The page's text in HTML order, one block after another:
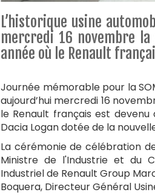
L’historique usine
mercredi 16 novembre
année où le Renault
Journée mémorable pour la
aujourd’hui mercredi 16
le Renault français est devenu
Dacia Logan dotée de la
La cérémonie de célébration
Ministre de l'Industrie et du
Industriel de Renault Group
Boquera, Directeur Général